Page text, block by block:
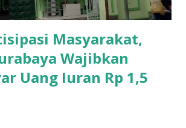
Masyarakat,
Wajibkan
Uang Iuran Rp 1,5